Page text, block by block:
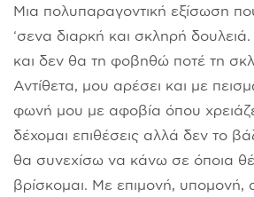
Μια πολυπαραγοντική εξίσωση
‘σενα διαρκή και σκληρή
και δεν θα τη φοβηθώ ποτέ τη
Αντίθετα, μου αρέσει και με
φωνή μου με αφοβία όπου
δέχομαι επιθέσεις αλλά δεν το
θα συνεχίσω να κάνω σε όποια
βρίσκομαι. Με επιμονή,